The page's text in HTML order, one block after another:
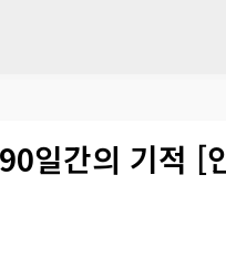
일간의 기적 [